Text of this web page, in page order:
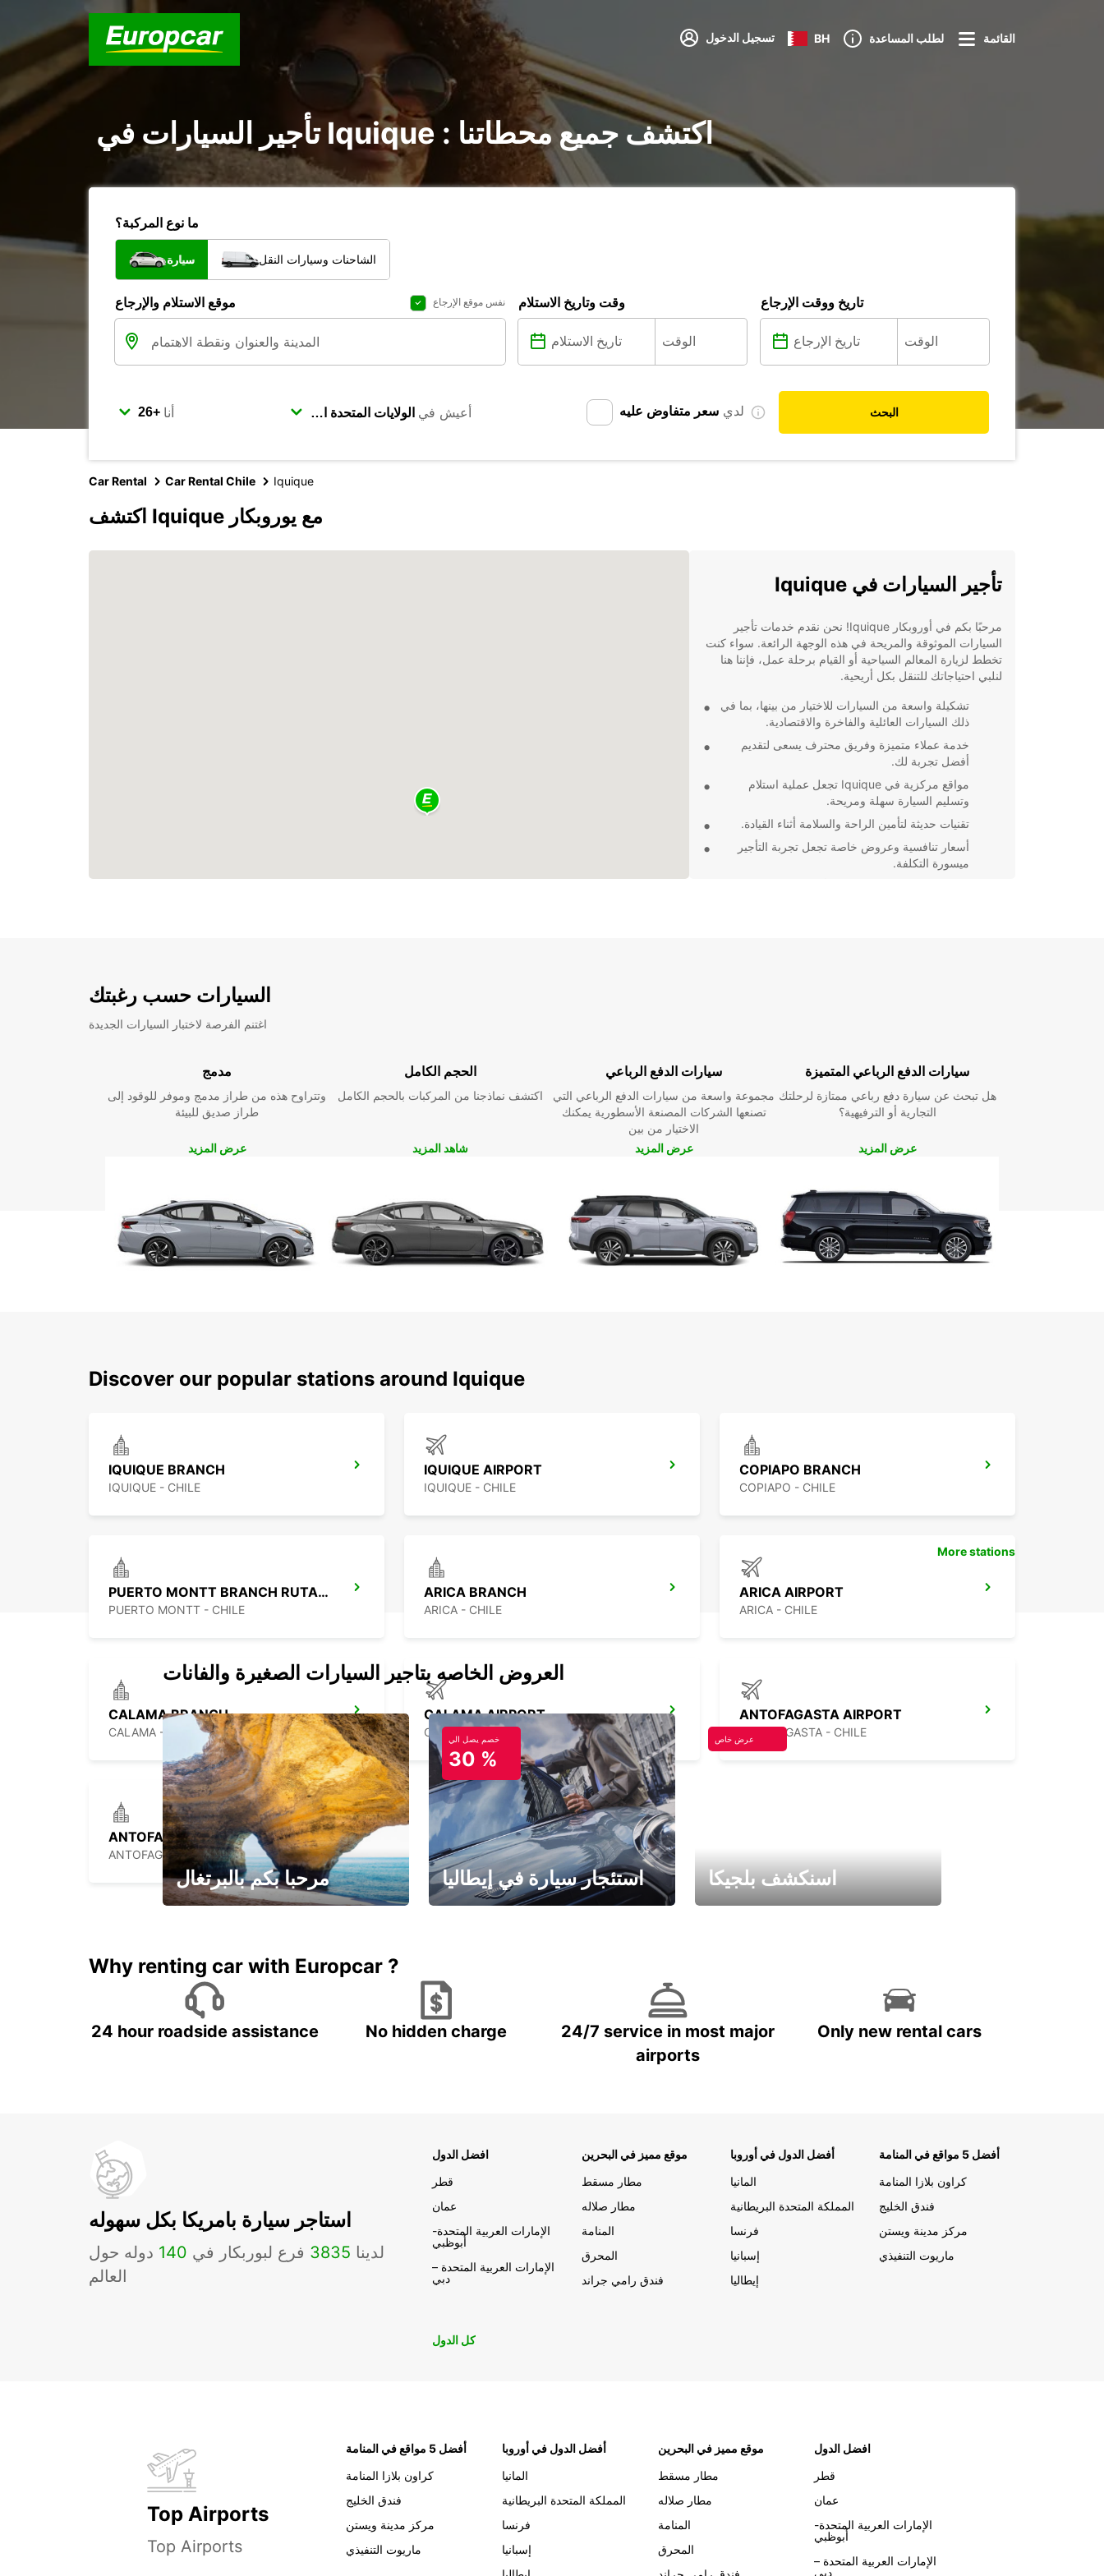
تسجيل الدخول BH لطلب المساعدة القائمة
تأجير السيارات في Iquique : اكتشف جميع محطاتنا
ما نوع المركبة؟
سيارة الشاحنات وسيارات النقل
موقع الاستلام والإرجاع نفس موقع الإرجاع وقت وتاريخ الاستلام تاريخ ووقت الإرجاع
أنا أعيش في لدي سعر متفاوض عليه البحث
Car Rental Car Rental Chile Iquique
اكتشف Iquique مع يوروبكار
تأجير السيارات في Iquique
مرحبًا بكم في أوروبكار Iquique! نحن نقدم خدمات تأجير
السيارات الموثوقة والمريحة في هذه الوجهة الرائعة. سواء كنت
تخطط لزيارة المعالم السياحية أو القيام برحلة عمل، فإننا هنا
لنلبي احتياجاتك للتنقل بكل أريحية.
تشكيلة واسعة من السيارات للاختيار من بينها، بما في
ذلك السيارات العائلية والفاخرة والاقتصادية.
خدمة عملاء متميزة وفريق محترف يسعى لتقديم
أفضل تجربة لك.
مواقع مركزية في Iquique تجعل عملية استلام
وتسليم السيارة سهلة ومريحة.
تقنيات حديثة لتأمين الراحة والسلامة أثناء القيادة.
أسعار تنافسية وعروض خاصة تجعل تجربة التأجير
ميسورة التكلفة.
السيارات حسب رغبتك
اغتنم الفرصة لاختبار السيارات الجديدة
مدمج
وتتراوح هذه من طراز مدمج وموفر للوقود إلى
طراز صديق للبيئة
عرض المزيد
الحجم الكامل
اكتشف نماذجنا من المركبات بالحجم الكامل
شاهد المزيد
سيارات الدفع الرباعي
مجموعة واسعة من سيارات الدفع الرباعي التي
تصنعها الشركات المصنعة الأسطورية يمكنك
الاختيار من بين
عرض المزيد
سيارات الدفع الرباعي المتميزة
هل تبحث عن سيارة دفع رباعي ممتازة لرحلتك
التجارية أو الترفيهية؟
عرض المزيد
Discover our popular stations around Iquique
IQUIQUE BRANCH
IQUIQUE - CHILE
IQUIQUE AIRPORT
IQUIQUE - CHILE
COPIAPO BRANCH
COPIAPO - CHILE
PUERTO MONTT BRANCH RUTA 5 SUR
PUERTO MONTT - CHILE
ARICA BRANCH
ARICA - CHILE
ARICA AIRPORT
ARICA - CHILE
CALAMA BRANCH
CALAMA - CHILE
CALAMA AIRPORT
CALAMA - CHILE
ANTOFAGASTA AIRPORT
ANTOFAGASTA - CHILE
ANTOFAGASTA BRANCH
ANTOFAGASTA - CHILE
More stations
العروض الخاصه بتاجير السيارات الصغيرة والفانات
مرحبا بكم بالبرتغال
خصم يصل الي
30 %
استئجار سيارة في إيطاليا
عرض خاص
اسنكشف بلجيكا
Why renting car with Europcar ?
24 hour roadside assistance No hidden charge
24/7 service in most major
airports
Only new rental cars
استاجر سيارة بامريكا بكل سهوله
لدينا 3835 فرع لبوربكار في 140 دوله حول
العالم
افضل الدول
قطر
عمان
الإمارات العربية المتحدة-
أبوظبي
الإمارات العربية المتحدة –
دبي
موقع مميز في البحرين
مطار مسقط
مطار صلاله
المنامة
المحرق
فندق رامي جراند
أفضل الدول في أوروبا
المانيا
المملكة المتحدة البريطانية
فرنسا
إسبانيا
إيطاليا
أفضل 5 مواقع في المنامة
كراون بلازا المنامة
فندق الخليج
مركز مدينة ويستن
ماريوت التنفيذي
كل الدول
Top Airports
Top Airports
أفضل 5 مواقع في المنامة
كراون بلازا المنامة
فندق الخليج
مركز مدينة ويستن
ماريوت التنفيذي
أفضل الدول في أوروبا
المانيا
المملكة المتحدة البريطانية
فرنسا
إسبانيا
موقع مميز في البحرين
مطار مسقط
مطار صلاله
المنامة
المحرق
افضل الدول
قطر
عمان
الإمارات العربية المتحدة-
أبوظبي
الإمارات العربية المتحدة –
دبي